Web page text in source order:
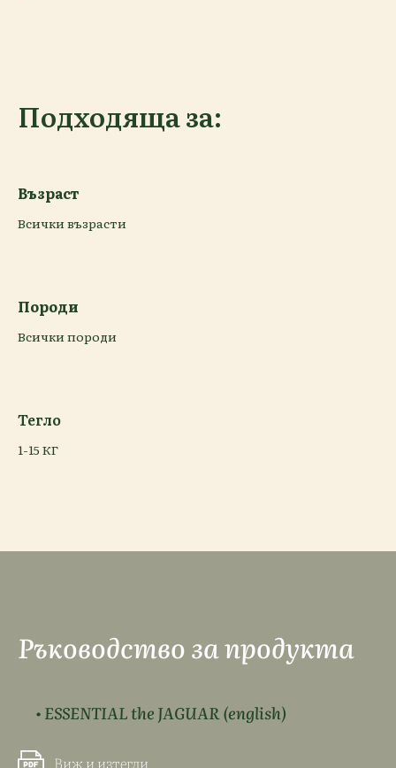
Подходяща за:
Възраст
Всички възрасти
Породи
Всички породи
Тегло
1-15 КГ
Ръководство за продукта
• ESSENTIAL the JAGUAR(english)
Виж и изтегли